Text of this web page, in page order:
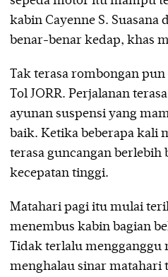
kabin Cayenne S. Suasana
benar-benar kedap, khas
Tak terasa rombongan
Tol JORR. Perjalanan
ayunan suspensi yang
baik. Ketika beberapa kali
terasa guncangan berlebih
kecepatan tinggi.
Matahari pagi itu mulai
menembus kabin bagian
Tidak terlalu
menghalau sinar matahari